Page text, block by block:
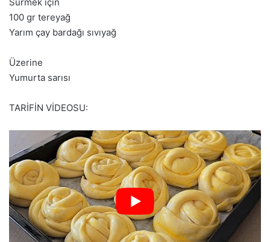
100 gr tereyağ
Yarım çay bardağı sıvıyağ
Üzerine
Yumurta sarısı
TARİFİN VİDEOSU: